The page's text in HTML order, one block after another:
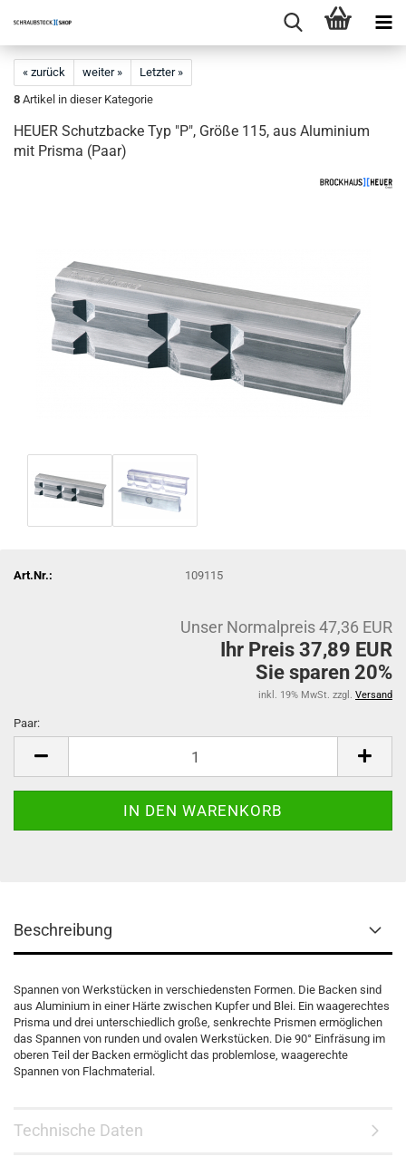
« zurück weiter »
Letzter »
8 Artikel in dieser Kategorie
HEUER Schutzbacke Typ "P", Größe 115, aus Aluminium
mit Prisma (Paar)
Art.Nr.: 109115
Unser Normalpreis 47,36 EUR
Ihr Preis 37,89 EUR
Sie sparen 20%
inkl. 19% MwSt. zzgl. Versand
Paar:
Beschreibung
Spannen von Werkstücken in verschiedensten Formen. Die Backen sind
aus Aluminium in einer Härte zwischen Kupfer und Blei. Ein waagerechtes
Prisma und drei unterschiedlich große, senkrechte Prismen ermöglichen
das Spannen von runden und ovalen Werkstücken. Die 90° Einfräsung im
oberen Teil der Backen ermöglicht das problemlose, waagerechte
Spannen von Flachmaterial.
Technische Daten